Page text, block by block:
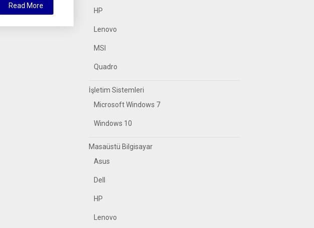
Read More
HP
Lenovo
MSI
Quadro
İşletim Sistemleri
Microsoft Windows 7
Windows 10
Masaüstü Bilgisayar
Asus
Dell
HP
Lenovo